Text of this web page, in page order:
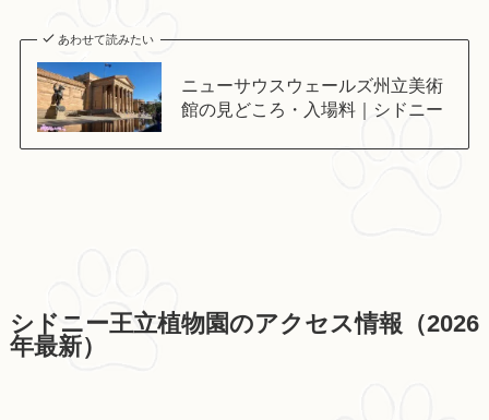
あわせて読みたい
ニューサウスウェールズ州立美術
館の見どころ・入場料｜シドニー
シドニー王立植物園のアクセス情報（2026
年最新）